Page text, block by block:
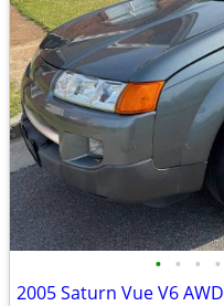
• • • •
2005 Saturn Vue V6 AWD